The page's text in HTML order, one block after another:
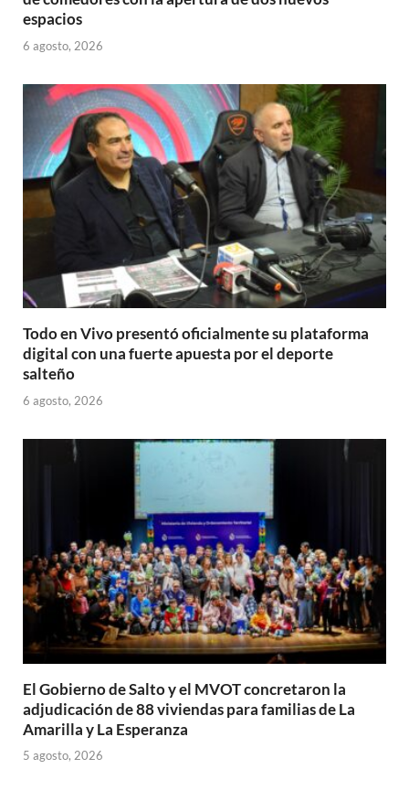
espacios
6 agosto, 2026
Todo en Vivo presentó oficialmente su plataforma
digital con una fuerte apuesta por el deporte
salteño
6 agosto, 2026
El Gobierno de Salto y el MVOT concretaron la
adjudicación de 88 viviendas para familias de La
Amarilla y La Esperanza
5 agosto, 2026